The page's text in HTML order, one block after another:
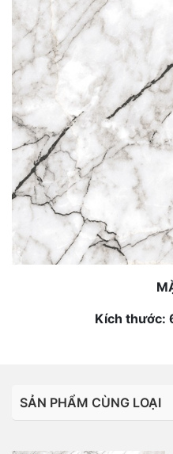
Kích thước:
SẢN PHẨM CÙNG LOẠI